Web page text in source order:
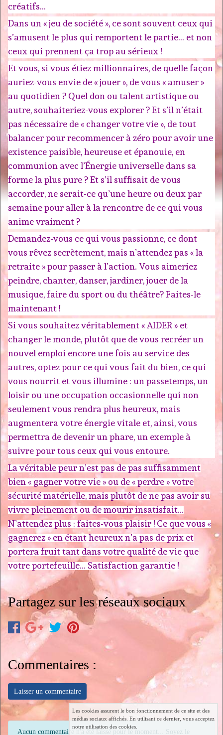
créatifs…
Dans un « jeu de société », ce sont souvent ceux qui
s’amusent le plus qui remportent le partie… et non
ceux qui prennent ça trop au sérieux !
Et vous, si vous étiez millionnaires, de quelle façon
auriez-vous envie de « jouer », de vous « amuser »
au quotidien ? Quel don ou talent artistique ou
autre, souhaiteriez-vous explorer ? Et s’il n’était
pas nécessaire de « changer votre vie », de tout
balancer pour recommencer à zéro pour avoir une
existence paisible, heureuse et épanouie, en
communion avec l’Énergie universelle dans sa
forme la plus pure ? Et s’il suffisait de vous
accorder, ne serait-ce qu’une heure ou deux par
semaine pour aller à la rencontre de ce qui vous
anime vraiment ?
Demandez-vous ce qui vous passionne, ce dont
vous rêvez secrètement, mais n’attendez pas « la
retraite » pour passer à l’action. Vous aimeriez
peindre, chanter, danser, jardiner, jouer de la
musique, faire du sport ou du théâtre? Faites-le
maintenant !
Si vous souhaitez véritablement « AIDER » et
changer le monde, plutôt que de vous recréer un
nouvel emploi encore une fois au service des
autres, optez pour ce qui vous fait du bien, ce qui
vous nourrit et vous illumine : un passetemps, un
loisir ou une occupation occasionnelle qui non
seulement vous rendra plus heureux, mais
augmentera votre énergie vitale et, ainsi, vous
permettra de devenir un phare, un exemple à
suivre pour tous ceux qui vous entoure.
La véritable peur n’est pas de pas suffisamment
bien « gagner votre vie » ou de « perdre » votre
sécurité matérielle, mais plutôt de ne pas avoir su
vivre pleinement ou de mourir insatisfait…
N’attendez plus : faites-vous plaisir ! Ce que vous «
gagnerez » en étant heureux n’a pas de prix et
portera fruit tant dans votre qualité de vie que
votre portefeuille… Satisfaction garantie !
Partagez sur les réseaux sociaux
Commentaires :
Laisser un commentaire
Aucun commentaire n'a été laissé pour le moment... Soyez le
Les cookies assurent le bon fonctionnement de ce site et des
médias sociaux affichés. En utilisant ce dernier, vous acceptez
notre utilisation des cookies.